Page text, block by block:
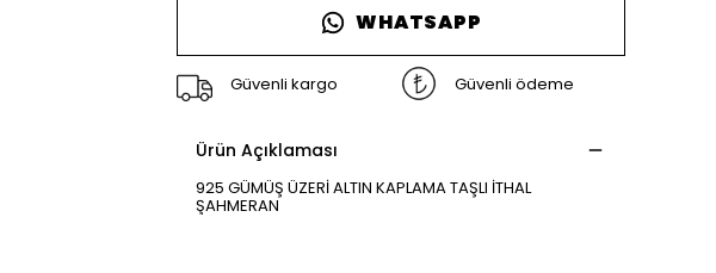
WHATSAPP
Güvenli kargo Güvenli ödeme
Ürün Açıklaması
925 GÜMÜŞ ÜZERİ ALTIN KAPLAMA TAŞLI İTHAL
ŞAHMERAN